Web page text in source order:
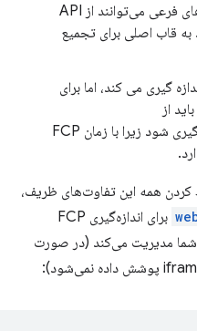
فریم‌ها را در نظر بگیرید. فریم‌های فرعی می‌توانند از API
اصلی برای تجمیع
اندازه گیری شود زیرا با زمان FCP
همه این تفاوت‌های ظریف،
برای اندازه‌گیری FCP
مدیریت می‌کند (در صورت